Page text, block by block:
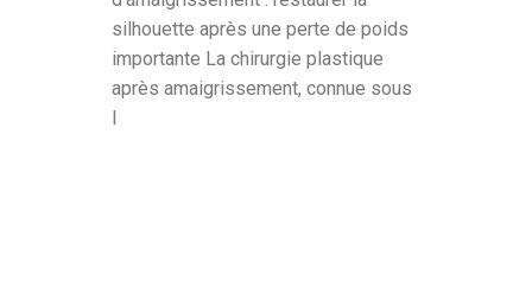
silhouette après une perte de poids
importante La chirurgie plastique
après amaigrissement, connue sous
l